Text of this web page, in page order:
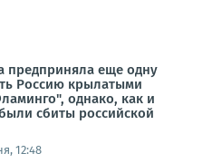
предприняла еще одну
Россию крылатыми
однако, как и
сбиты российской
12:48